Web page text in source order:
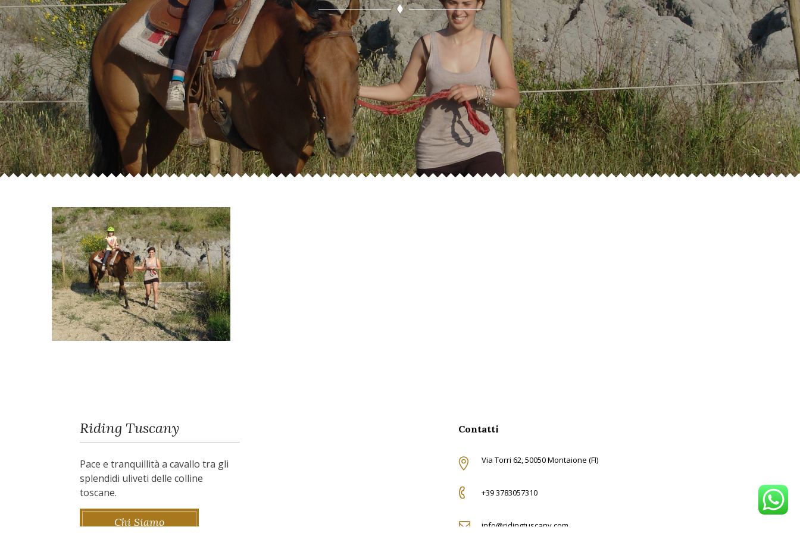
Riding Tuscany
Pace e tranquillità a cavallo tra gli
splendidi uliveti delle colline
toscane.
Chi Siamo
Contatti
Via Torri 62, 50050 Montaione (FI)
+39 3783057310
info@ridingtuscany.com